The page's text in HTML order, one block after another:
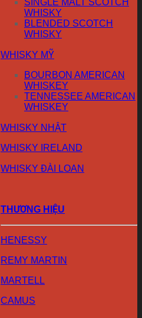
SINGLE MALT SCOTCH
WHISKY
BLENDED SCOTCH
WHISKY
WHISKY MỸ
BOURBON AMERICAN
WHISKEY
TENNESSEE AMERICAN
WHISKEY
WHISKY NHẬT
WHISKY IRELAND
WHISKY ĐÀI LOAN
THƯƠNG HIỆU
HENESSY
REMY MARTIN
MARTELL
CAMUS